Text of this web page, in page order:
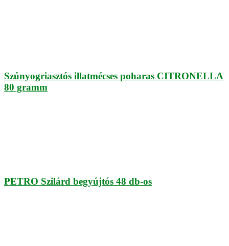
Szúnyogriasztós illatmécses poharas CITRONELLA
80 gramm
PETRO Szilárd begyújtós 48 db-os